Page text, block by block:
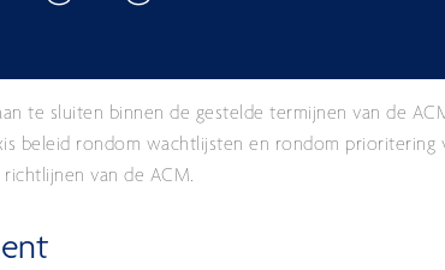
te sluiten binnen de gestelde termijnen van de
beleid rondom wachtlijsten en rondom prioritering
van de ACM.